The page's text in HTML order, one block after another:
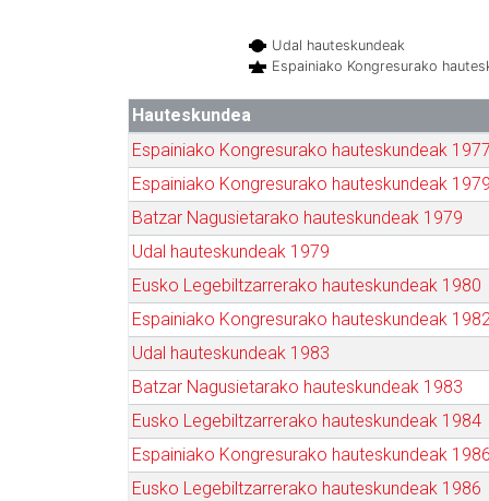
Udal hauteskundeak
Espainiako Kongresurako
Hauteskundea
Espainiako Kongresurako hauteskundeak 1977
Espainiako Kongresurako hauteskundeak 1979
Batzar Nagusietarako hauteskundeak 1979
Udal hauteskundeak 1979
Eusko Legebiltzarrerako hauteskundeak 1980
Espainiako Kongresurako hauteskundeak
Udal hauteskundeak 1983
Batzar Nagusietarako hauteskundeak 1983
Eusko Legebiltzarrerako hauteskundeak 1984
Espainiako Kongresurako hauteskundeak 1986
Eusko Legebiltzarrerako hauteskundeak 1986